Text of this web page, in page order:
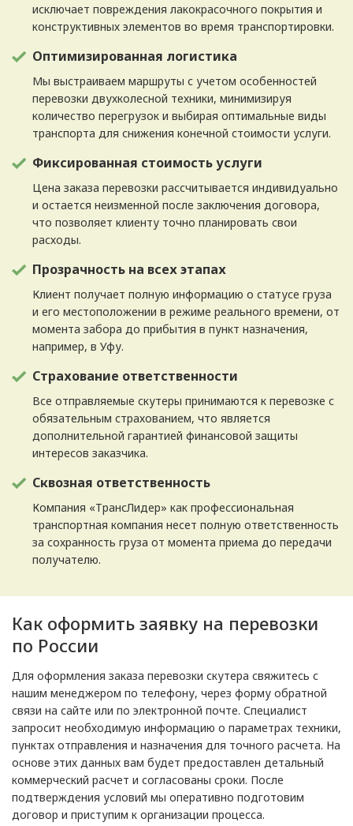
исключает повреждения лакокрасочного покрытия и
конструктивных элементов во время транспортировки.
Оптимизированная логистика
Мы выстраиваем маршруты с учетом особенностей
перевозки двухколесной техники, минимизируя
количество перегрузок и выбирая оптимальные виды
транспорта для снижения конечной стоимости услуги.
Фиксированная стоимость услуги
Цена заказа перевозки рассчитывается индивидуально
и остается неизменной после заключения договора,
что позволяет клиенту точно планировать свои
расходы.
Прозрачность на всех этапах
Клиент получает полную информацию о статусе груза
и его местоположении в режиме реального времени, от
момента забора до прибытия в пункт назначения,
например, в Уфу.
Страхование ответственности
Все отправляемые скутеры принимаются к перевозке с
обязательным страхованием, что является
дополнительной гарантией финансовой защиты
интересов заказчика.
Сквозная ответственность
Компания «ТрансЛидер» как профессиональная
транспортная компания несет полную ответственность
за сохранность груза от момента приема до передачи
получателю.
Как оформить заявку на перевозки
по России
Для оформления заказа перевозки скутера свяжитесь с
нашим менеджером по телефону, через форму обратной
связи на сайте или по электронной почте. Специалист
запросит необходимую информацию о параметрах техники,
пунктах отправления и назначения для точного расчета. На
основе этих данных вам будет предоставлен детальный
коммерческий расчет и согласованы сроки. После
подтверждения условий мы оперативно подготовим
договор и приступим к организации процесса.